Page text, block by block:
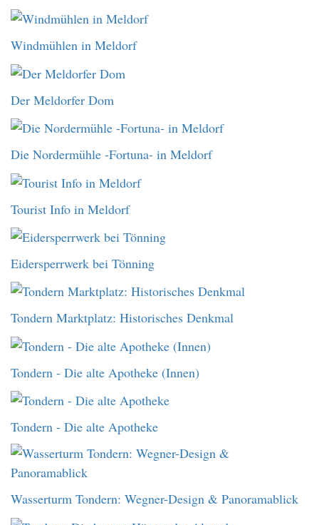
Windmühlen in Meldorf
Der Meldorfer Dom
Die Nordermühle -Fortuna- in Meldorf
Tourist Info in Meldorf
Eidersperrwerk bei Tönning
Tondern Marktplatz: Historisches Denkmal
Tondern - Die alte Apotheke (Innen)
Tondern - Die alte Apotheke
Wasserturm Tondern: Wegner-Design & Panoramablick